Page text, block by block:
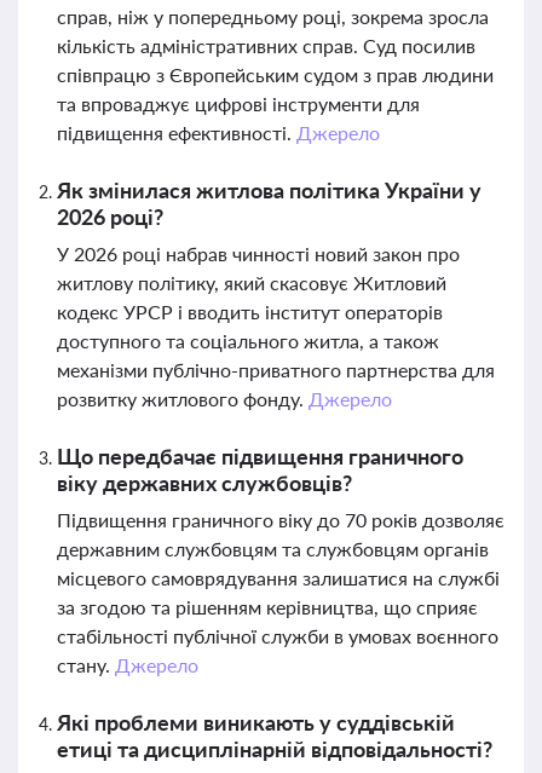
справ, ніж у попередньому році, зокрема зросла
кількість адміністративних справ. Суд посилив
співпрацю з Європейським судом з прав людини
та впроваджує цифрові інструменти для
підвищення ефективності. Джерело
Як змінилася житлова політика України у
2026 році?
У 2026 році набрав чинності новий закон про
житлову політику, який скасовує Житловий
кодекс УРСР і вводить інститут операторів
доступного та соціального житла, а також
механізми публічно-приватного партнерства для
розвитку житлового фонду. Джерело
Що передбачає підвищення граничного
віку державних службовців?
Підвищення граничного віку до 70 років дозволяє
державним службовцям та службовцям органів
місцевого самоврядування залишатися на службі
за згодою та рішенням керівництва, що сприяє
стабільності публічної служби в умовах воєнного
стану. Джерело
Які проблеми виникають у суддівській
етиці та дисциплінарній відповідальності?